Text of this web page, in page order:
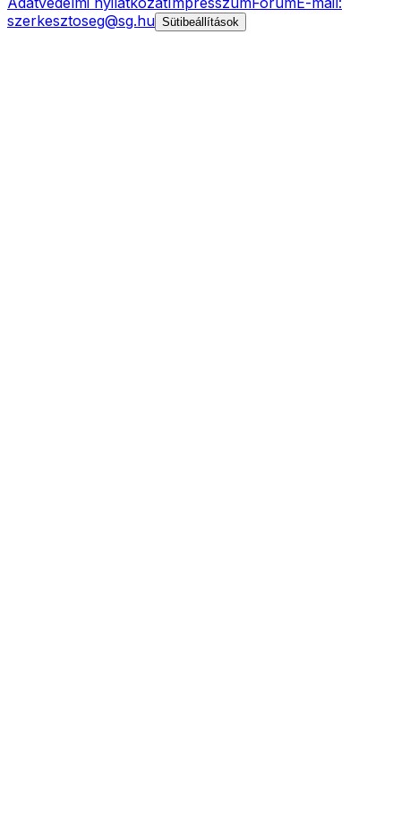
szerkesztoseg@sg.hu Sütibeállítások